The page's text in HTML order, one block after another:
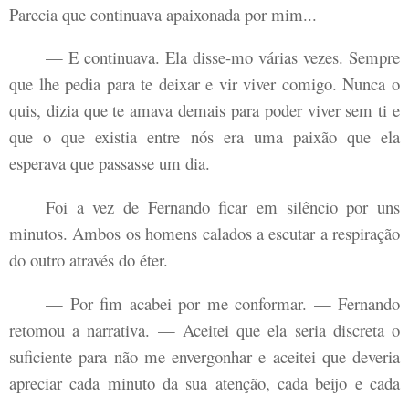
Parecia que continuava apaixonada por mim...
— E continuava. Ela disse-mo várias vezes. Sempre
que lhe pedia para te deixar e vir viver comigo. Nunca o
quis, dizia que te amava demais para poder viver sem ti e
que o que existia entre nós era uma paixão que ela
esperava que passasse um dia.
Foi a vez de Fernando ficar em silêncio por uns
minutos. Ambos os homens calados a escutar a respiração
do outro através do éter.
— Por fim acabei por me conformar. — Fernando
retomou a narrativa. — Aceitei que ela seria discreta o
suficiente para não me envergonhar e aceitei que deveria
apreciar cada minuto da sua atenção, cada beijo e cada